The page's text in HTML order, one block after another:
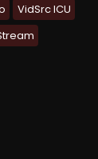
VidSrc ICU